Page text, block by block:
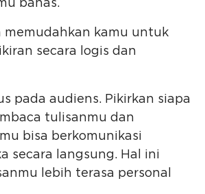
bahas.
memudahkan kamu untuk
secara logis dan
pada audiens. Pikirkan siapa
tulisanmu dan
bisa berkomunikasi
secara langsung. Hal ini
lebih terasa personal